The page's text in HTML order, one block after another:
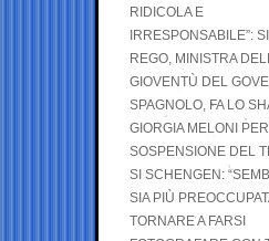
RIDICOLA E
IRRESPONSABILE”:
REGO, MINISTRA
GIOVENTÙ DEL
SPAGNOLO, FA LO
GIORGIA MELONI
SOSPENSIONE DEL
SI SCHENGEN:
SIA PIÙ
TORNARE A FARSI